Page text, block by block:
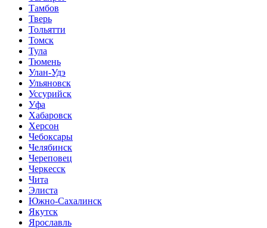
Тамбов
Тверь
Тольятти
Томск
Тула
Тюмень
Улан-Удэ
Ульяновск
Уссурийск
Уфа
Хабаровск
Херсон
Чебоксары
Челябинск
Череповец
Черкесск
Чита
Элиста
Южно-Сахалинск
Якутск
Ярославль